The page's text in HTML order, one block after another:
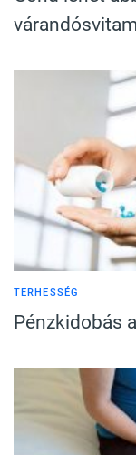
TERHESSÉG
Pénzkidobás